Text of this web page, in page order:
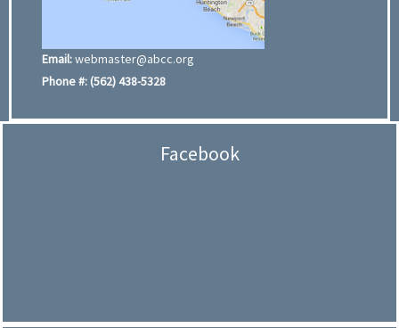
Email:webmaster@abcc.org
Phone #:(562) 438-5328
Facebook